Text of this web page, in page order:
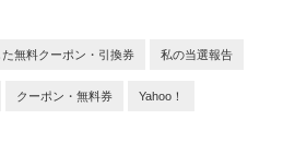
た無料クーポン・引換券 私の当選報告
クーポン・無料券 Yahoo！